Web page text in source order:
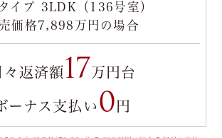
イプ 3LDK（136号室）
価格7,898万円の場合
々返済額17 万円台
ーナス支払い 0 円